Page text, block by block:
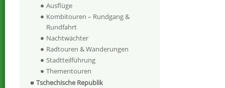
Ausflüge
Kombitouren – Rundgang &
Rundfahrt
Nachtwächter
Radtouren & Wanderungen
Stadtteilführung
Thementouren
Tschechische Republik